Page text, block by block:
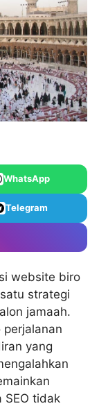
WhatsApp
Telegram
website biro
strategi
jamaah.
perjalanan
yang
SEO tidak